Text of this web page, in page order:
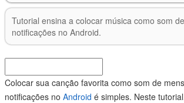
Tutorial ensina a colocar música como som
notificações no Android.
Colocar sua canção favorita como som de
notificações no Android é simples. Neste